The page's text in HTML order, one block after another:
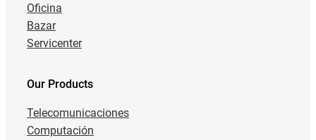
Oficina
Bazar
Servicenter
Our Products
Telecomunicaciones
Computación